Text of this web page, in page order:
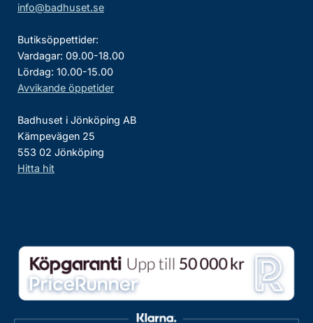
info@badhuset.se
Butiksöppettider:
Vardagar: 09.00-18.00
Lördag: 10.00-15.00
Avvikande öppetider
Badhuset i Jönköping AB
Kämpevägen 25
553 02 Jönköping
Hitta hit